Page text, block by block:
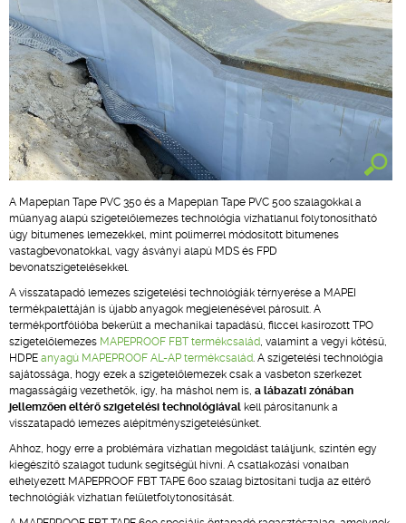
A Mapeplan Tape PVC 350 és a Mapeplan Tape PVC 500 szalagokkal a
műanyag alapú szigetelőlemezes technológia vízhatlanul folytonosítható
úgy bitumenes lemezekkel, mint polimerrel módosított bitumenes
vastagbevonatokkal, vagy ásványi alapú MDS és FPD
bevonatszigetelésekkel.
A visszatapadó lemezes szigetelési technológiák térnyerése a MAPEI
termékpalettáján is újabb anyagok megjelenésével párosult. A
termékportfólióba bekerült a mechanikai tapadású, filccel kasírozott TPO
szigetelőlemezes MAPEPROOF FBT termékcsalád, valamint a vegyi kötésű,
HDPE anyagú MAPEPROOF AL-AP termékcsalád. A szigetelési technológia
sajátossága, hogy ezek a szigetelőlemezek csak a vasbeton szerkezet
magasságáig vezethetők, így, ha máshol nem is, a lábazati zónában
jellemzően eltérő szigetelési technológiával kell párosítanunk a
visszatapadó lemezes alépítményszigetelésünket.
Ahhoz, hogy erre a problémára vízhatlan megoldást találjunk, szintén egy
kiegészítő szalagot tudunk segítségül hívni. A csatlakozási vonalban
elhelyezett MAPEPROOF FBT TAPE 600 szalag biztosítani tudja az eltérő
technológiák vízhatlan felületfolytonosítását.